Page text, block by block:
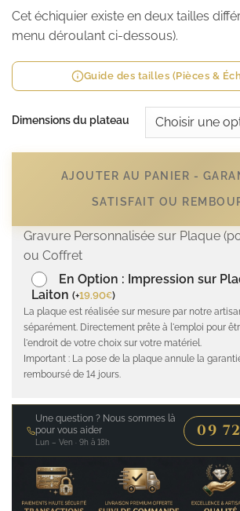
Cet échiquier existe en deux tailles
menu déroulant ci-dessous).
Guide des tailles (Pièces &
Dimensions du plateau
AJOUTER AU PANIER -
SATISFAIT OU
Gravure Personnalisée sur Plaque
ou Coffret
En Option : Impression sur
Laiton (+19.90€)
La plaque est réalisée sur mesure par notre
séparément. Directement prête à l'emploi pour
l'endroit de votre choix sur votre matériel.
Important : La pose de la plaque annule la
remboursé de 14 jours.
Une question ? Nous sommes là
pour vous aider
Lun – Ven · 9h à 18h
09